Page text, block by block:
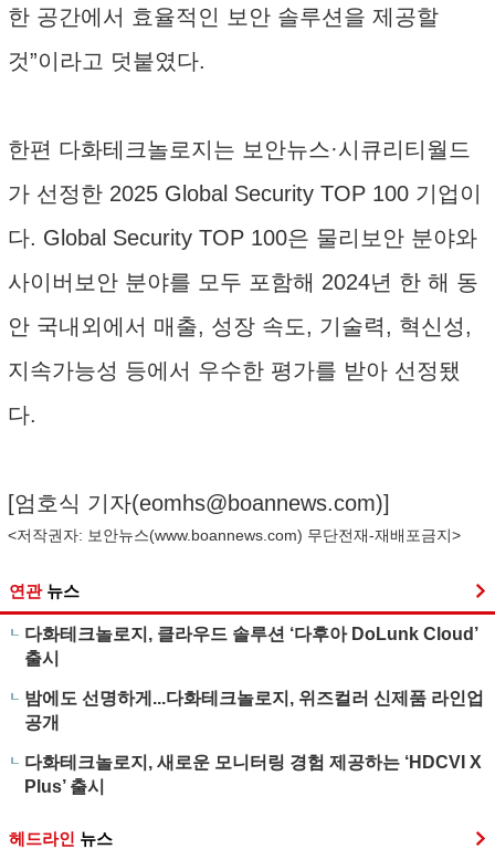
한 공간에서 효율적인 보안 솔루션을 제공할
것”이라고 덧붙였다.
한편 다화테크놀로지는 보안뉴스·시큐리티월드
가 선정한 2025 Global Security TOP 100 기업이
다. Global Security TOP 100은 물리보안 분야와
사이버보안 분야를 모두 포함해 2024년 한 해 동
안 국내외에서 매출, 성장 속도, 기술력, 혁신성,
지속가능성 등에서 우수한 평가를 받아 선정됐
다.
[엄호식 기자(eomhs@boannews.com)]
<저작권자: 보안뉴스(www.boannews.com) 무단전재-재배포금지>
연관 뉴스
다화테크놀로지, 클라우드 솔루션 ‘다후아 DoLunk Cloud’
출시
밤에도 선명하게...다화테크놀로지, 위즈컬러 신제품 라인업
공개
다화테크놀로지, 새로운 모니터링 경험 제공하는 ‘HDCVI X
Plus’ 출시
헤드라인 뉴스